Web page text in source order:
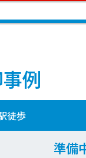
例
徒歩
準備